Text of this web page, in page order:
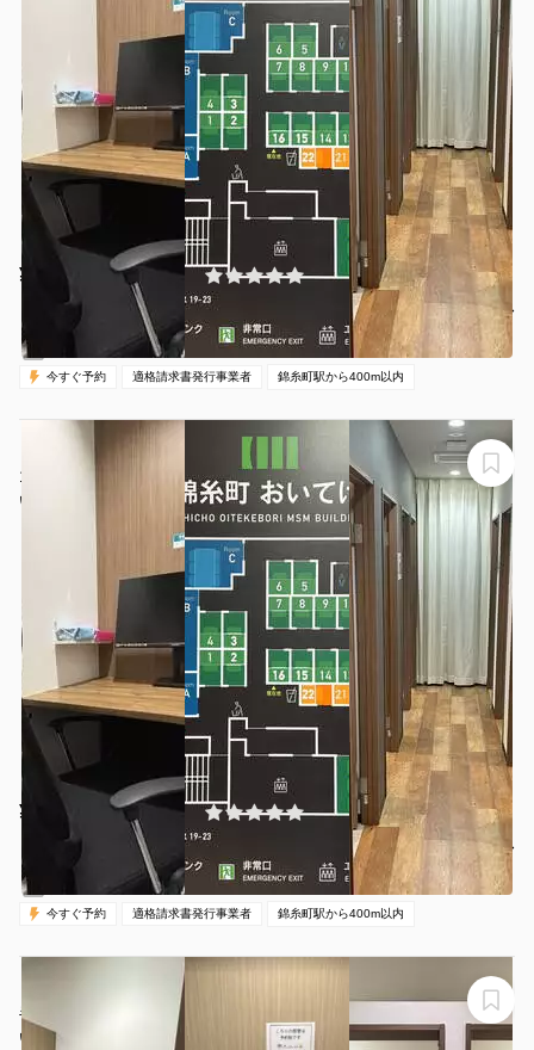
¥110 〜 ¥500 /時間
(0件)
錦糸町駅 徒歩3分
東京都墨田区江東橋3-8-11
30分〜
営業時間：
00:00-24:00（全日）
今すぐ予約 適格請求書発行事業者 錦糸町駅から400m以内
【錦糸町駅から徒歩1分】モニター・フリードリンク付き
1名完全個室（ブース2）※予約時間前は入室不可
いいオフィス錦糸町
¥110 〜 ¥500 /時間
(0件)
錦糸町駅 徒歩3分
東京都墨田区江東橋3-8-11
30分〜
営業時間：
00:00-24:00（全日）
今すぐ予約 適格請求書発行事業者 錦糸町駅から400m以内
【錦糸町駅から徒歩1分】モニター・フリードリンク付き
半個室（ブース19）※予約時間前は入室不可
いいオフィス錦糸町